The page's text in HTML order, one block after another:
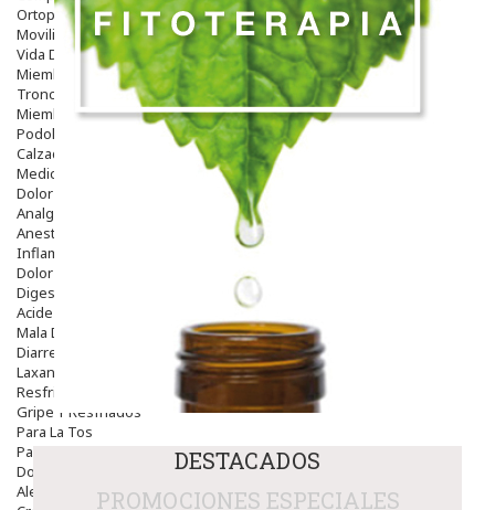
Ortopedia - Accesorios
Movilidad
Vida Diaria
Miembro Superior
Tronco
Miembro Inferior
Podología
Calzado
Medicamentos
Dolor E Inflamación
Analgésicos
Anestésicos
Inflamación Articulaciones
Dolor Muscular / Articular
Digestivo
Acidez, Gases Y Ardores
Mala Digestion
Diarrea / Estreñimiento / Vómitos
Laxantes
Resfriados
Gripe Y Resfriados
Para La Tos
Para Descongestionar La Nariz
Dolor De Garganta
Alergias Y Picaduras
DESTACADOS
PROMOCIONES ESPECIALES